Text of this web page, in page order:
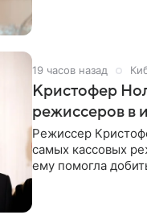
19 часов назад
Кристофер
режиссеров в
Режиссер
самых кассовых
ему помогла